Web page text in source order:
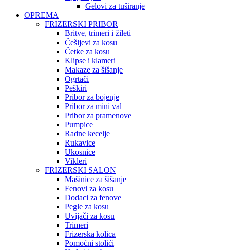
Gelovi za tuširanje
OPREMA
FRIZERSKI PRIBOR
Britve, trimeri i žileti
Češljevi za kosu
Četke za kosu
Klipse i klameri
Makaze za šišanje
Ogrtači
Peškiri
Pribor za bojenje
Pribor za mini val
Pribor za pramenove
Pumpice
Radne kecelje
Rukavice
Ukosnice
Vikleri
FRIZERSKI SALON
Mašinice za šišanje
Fenovi za kosu
Dodaci za fenove
Pegle za kosu
Uvijači za kosu
Trimeri
Frizerska kolica
Pomoćni stolići